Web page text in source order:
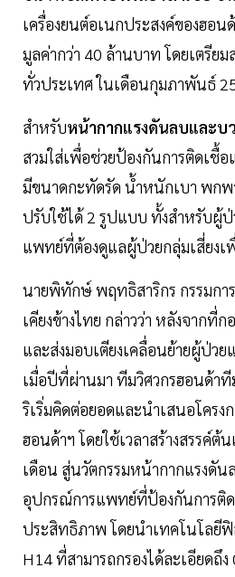
เครื่องยนต์อเนกประสงค์ของฮอน
มูลค่ากว่า 40 ล้านบาท โดยเตรีย
ทั่วประเทศ ในเดือนกุมภาพันธ์
สำหรับหน้ากากแรงดันลบและบ
สวมใส่เพื่อช่วยป้องกันการติดเชื้
มีขนาดกะทัดรัด น้ำหนักเบา พกพ
ปรับใช้ได้ 2 รูปแบบ ทั้งสำหรับผู้ป่
แพทย์ที่ต้องดูแลผู้ป่วยกลุ่มเสี่ยงเ
นายพิทักษ์ พฤทธิสาริกร กรรมกา
เคียงข้างไทย กล่าวว่า หลังจากที่
และส่งมอบเตียงเคลื่อนย้ายผู้ป่ว
เมื่อปีที่ผ่านมา ทีมวิศวกรฮอนด้าที
ริเริ่มคิดต่อยอดและนำเสนอโครง
ฮอนด้าฯ โดยใช้เวลาสร้างสรรค์
เดือน สู่นวัตกรรมหน้ากากแรงดั
อุปกรณ์การแพทย์ที่ป้องกันการติ
ประสิทธิภาพ โดยนำเทคโนโลยีฟิ
H14 ที่สามารถกรองได้ละเอียดถึ